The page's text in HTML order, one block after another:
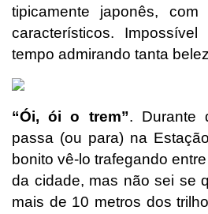
tipicamente japonês,
característicos.
tempo admirando tanta
“Ói, ói o trem”. Durante
passa (ou para) na
bonito vê-lo trafegando
da cidade, mas não sei se
mais de 10 metros dos